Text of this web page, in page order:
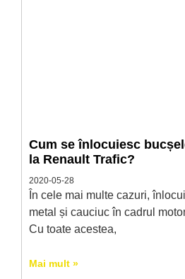
Cum se înlocuiesc
la Renault Trafic?
2020-05-28
În cele mai multe cazuri,
metal și cauciuc în cadrul
Cu toate acestea,
Mai mult »